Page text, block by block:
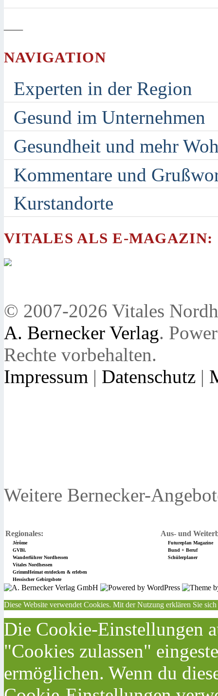
—
NAVIGATION
Experten in der Region
Gesund im Unternehmen
Gesundheit und mehr
Kommentare und
Kurstandorte
VITALES ALS E-MAGAZIN:
© 2007-2026 Vitales
A. Bernecker Verlag.
Rechte vorbehalten.
Impressum | Datenschutz |
Weitere Bernecker-
Regionales: Aus- und
Jérôme
Futureplan Magazine
GVBl.
Bund + Beruf
Wanderführer Nordhessen
Schülerplaner
Vitales Nordhessen
GrimmHeimat entdecken & erleben
Hessischer Gebirgsbote
Diese Website verwendet Cookies. Mit der Nutzung erklären Sie
Die Cookie-Einstellungen
"Cookies zulassen"
ermöglichen. Wenn du